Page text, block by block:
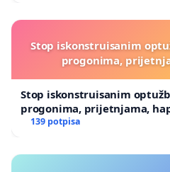
Stop iskonstruisanim
progonima,
Stop iskonstruisanim
progonima, prijetnjama,
139 potpisa